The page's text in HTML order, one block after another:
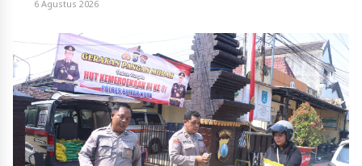
6 Agustus 2026